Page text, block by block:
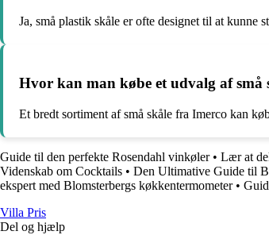
Ja, små plastik skåle er ofte designet til at kunne
Hvor kan man købe et udvalg af
Et bredt sortiment af små skåle fra Imerco kan
Guide til den perfekte Rosendahl vinkøler• Lær at
Videnskab om Cocktails • Den Ultimative Guide til
ekspert med Blomsterbergs køkkentermometer•
Villa Pris
Del og hjælp